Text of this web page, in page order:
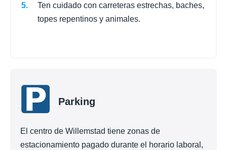
Ten cuidado con carreteras estrechas, baches,
topes repentinos y animales.
Parking
El centro de Willemstad tiene zonas de
estacionamiento pagado durante el horario laboral,